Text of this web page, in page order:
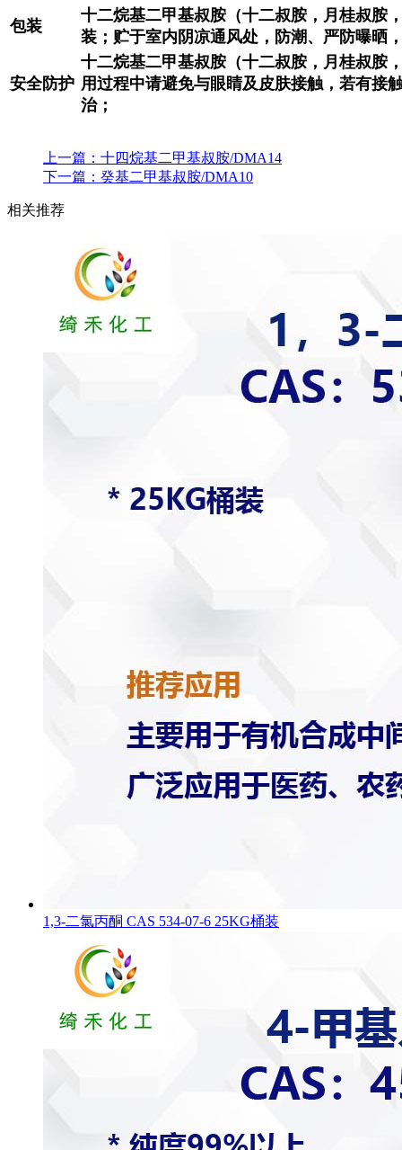
包装
十二烷基二甲基叔胺（十二叔胺，月桂叔胺
装；贮于室内阴凉通风处，防潮、严防曝晒
安全防护
十二烷基二甲基叔胺（十二叔胺，月桂叔胺
用过程中请避免与眼睛及皮肤接触，若有接
治；
上一篇： 十四烷基二甲基叔胺/DMA14
下一篇： 癸基二甲基叔胺/DMA10
相关推荐
1,3-二氯丙酮 CAS 534-07-6 25KG桶装